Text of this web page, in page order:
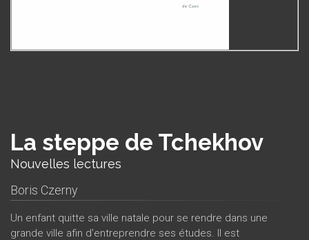
La steppe de Tchekhov
Nouvelles lectures
Boris Czerny
Un enfant quitte sa ville natale pour se rendre dans une
grande ville afin d'entreprendre ses études. Il est